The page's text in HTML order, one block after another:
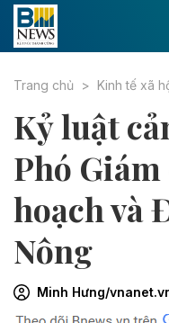
Trang chủ Kinh tế xã
Kỷ luật
Phó Giám
hoạch và
Nông
Minh Hưng/